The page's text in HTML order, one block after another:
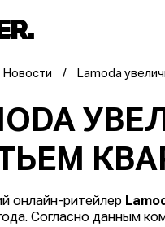
Новости Lamoda
онлайн-ритейлер
Согласно данным